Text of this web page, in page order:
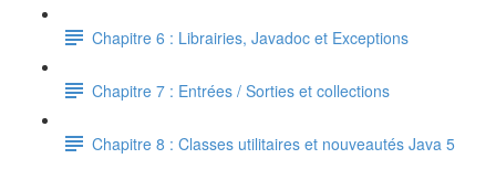
Chapitre 6 : Librairies, Javadoc et Exceptions
Chapitre 7 : Entrées / Sorties et collections
Chapitre 8 : Classes utilitaires et nouveautés Java 5